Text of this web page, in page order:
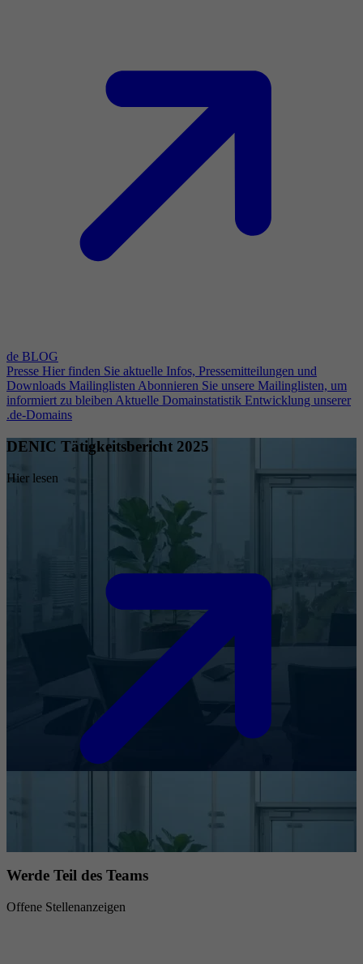
de BLOG
Presse Hier finden Sie aktuelle Infos, Pressemitteilungen und
Downloads Mailinglisten Abonnieren Sie unsere Mailinglisten, um
informiert zu bleiben Aktuelle Domainstatistik Entwicklung unserer
.de-Domains
DENIC Tätigkeitsbericht 2025
Hier lesen
Werde Teil des Teams
Offene Stellenanzeigen